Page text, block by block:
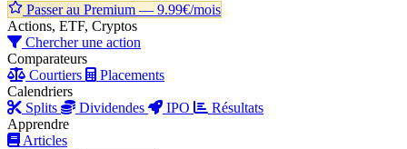
Passer au Premium — 9.99€/mois
Actions, ETF, Cryptos
Chercher une action
Comparateurs
Courtiers
Placements
Calendriers
Splits
Dividendes IPO
Résultats
Apprendre
Articles